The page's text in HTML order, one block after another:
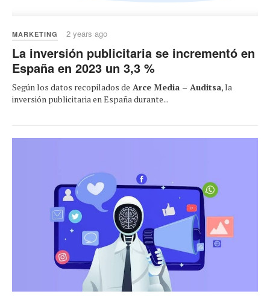
MARKETING 2 years ago
La inversión publicitaria se incrementó en
España en 2023 un 3,3 %
Según los datos recopilados de Arce Media – Auditsa, la
inversión publicitaria en España durante...